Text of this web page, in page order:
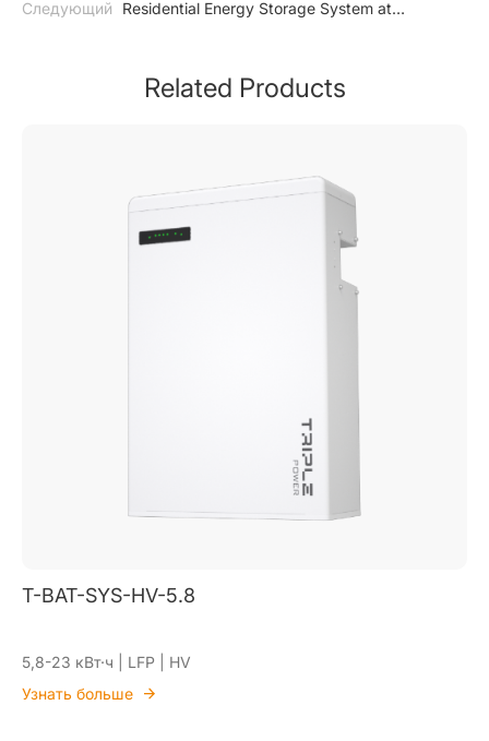
Следующий
Residential Energy Storage System at
Related Products
T-BAT-SYS-HV-5.8
5,8-23 кВт·ч | LFP | HV
Узнать больше